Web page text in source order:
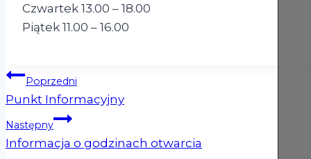
Czwartek 13.00 – 18.00
Piątek 11.00 – 16.00
Nawigacja
wpisu
Poprzedni
Punkt Informacyjny
Następny
Informacja o godzinach otwarcia